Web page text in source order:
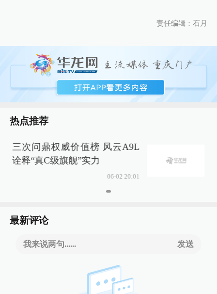
责任编辑：石月
热点推荐
三次问鼎权威价值榜 风云A9L
诠释“真C级旗舰”实力
06-02 20:01
最新评论
我来说两句...... 发送